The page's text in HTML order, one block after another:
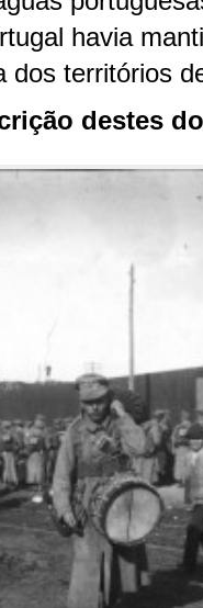
havia
dos territórios
destes